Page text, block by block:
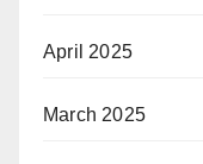
April 2025
March 2025